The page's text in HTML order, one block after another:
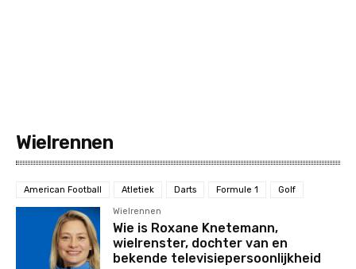
Wielrennen
American Football Atletiek Darts Formule 1 Golf
Wielrennen
Wie is Roxane Knetemann,
wielrenster, dochter van en
bekende televisiepersoonlijkheid